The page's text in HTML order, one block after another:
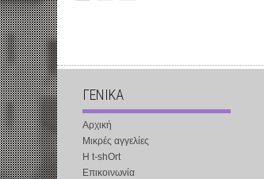
ΓΕΝΙΚΑ
Αρχική
Μικρές αγγελίες
Η t-shOrt
Επικοινωνία